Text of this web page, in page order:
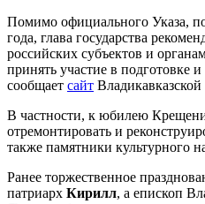
Помимо официального Указа,
года, глава государства
российских субъектов и
принять участие в подготовке
сообщает сайт
В частности, к юбилею
отремонтировать и
также памятники культурного
Ранее торжественное
патриарх Кирилл, а епископ